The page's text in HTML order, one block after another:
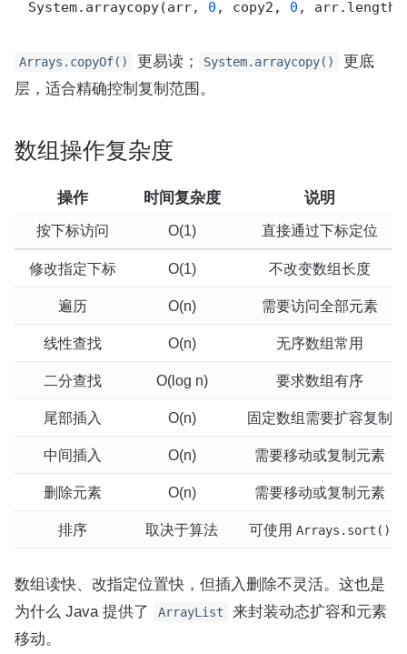
System.arraycopy(arr, 0 , copy2, 0
Arrays.copyOf() 更易读； System.arraycopy()
更底
层，适合精确控制复制范围。
数组操作复杂度
操作 时间复杂度 说明
按下标访问 O(1) 直接通过下标定位
修改指定下标 O(1) 不改变数组长度
遍历 O(n) 需要访问全部元素
线性查找 O(n) 无序数组常用
二分查找 O(log n) 要求数组有序
尾部插入 O(n) 固定数组需要扩容复制
中间插入 O(n) 需要移动或复制元素
删除元素 O(n) 需要移动或复制元素
排序 取决于算法 可使用 Arrays.sort()
数组读快、改指定位置快，但插入删除不灵活。这也是
为什么 Java 提供了
ArrayList
来封装动态扩容和元素
移动。